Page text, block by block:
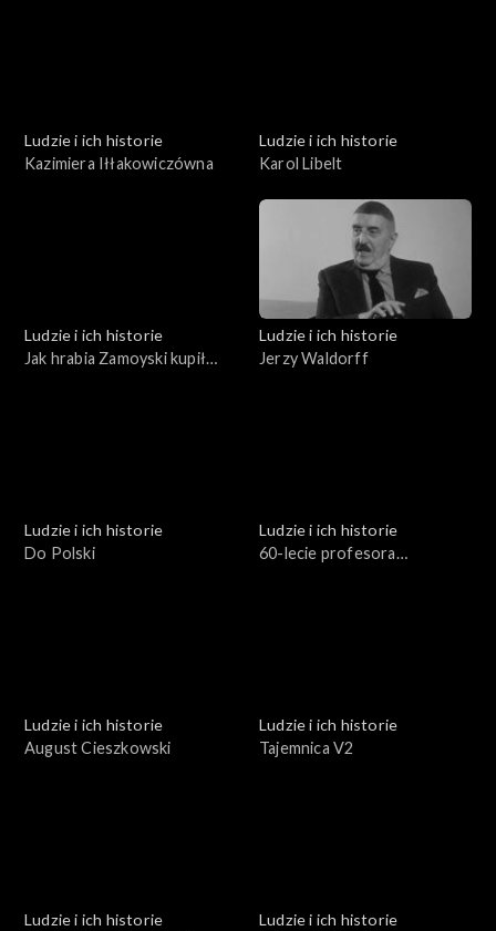
Ludzie i ich historie
Kazimiera Iłłakowiczówna
Ludzie i ich historie
Karol Libelt
Ludzie i ich historie
Jak hrabia Zamoyski kupił
Ludzie i ich historie
Jerzy Waldorff
Ludzie i ich historie
Do Polski
Ludzie i ich historie
60-lecie profesora
Ludzie i ich historie
August Cieszkowski
Ludzie i ich historie
Tajemnica V2
Ludzie i ich historie
Ludzie i ich historie